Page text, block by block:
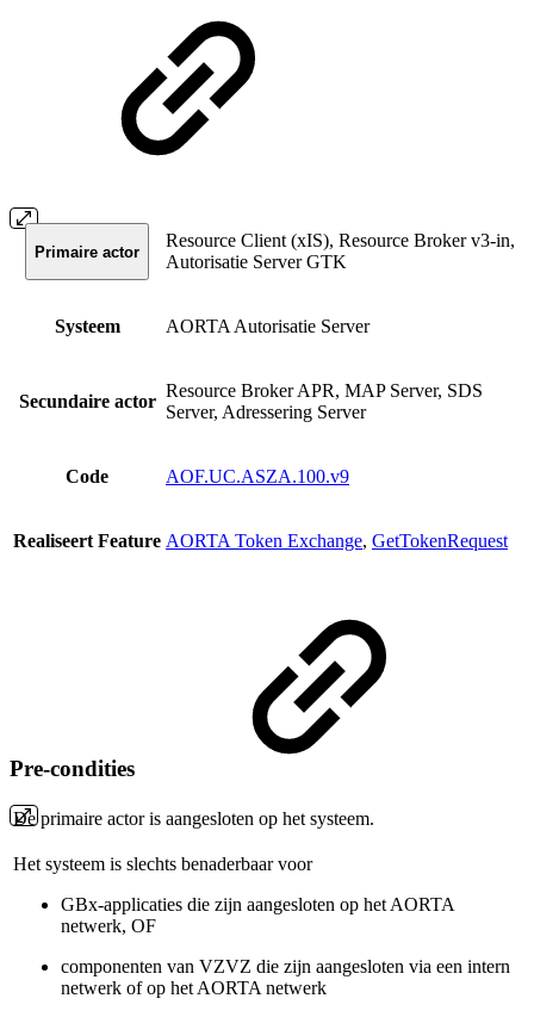
Primaire actor
Resource Client (xIS), Resource Broker v3-in,
Autorisatie Server GTK
Systeem AORTA Autorisatie Server
Secundaire actor
Resource Broker APR, MAP Server, SDS
Server, Adressering Server
Code AOF.UC.ASZA.100.v9
Realiseert Feature AORTA Token Exchange, GetTokenRequest
Pre-condities
De primaire actor is aangesloten op het systeem.
Het systeem is slechts benaderbaar voor
GBx-applicaties die zijn aangesloten op het AORTA
netwerk, OF
componenten van VZVZ die zijn aangesloten via een intern
netwerk of op het AORTA netwerk